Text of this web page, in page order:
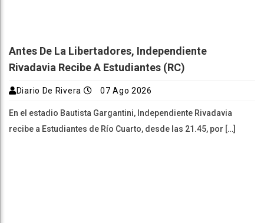
Antes De La Libertadores, Independiente
Rivadavia Recibe A Estudiantes (RC)
Diario De Rivera 07 Ago 2026
En el estadio Bautista Gargantini, Independiente Rivadavia
recibe a Estudiantes de Río Cuarto, desde las 21.45, por […]